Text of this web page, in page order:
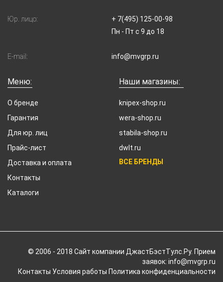
Юр. лицо:
+ 7(495) 125-00-98
Пн - Пт с 9 до 18
E-mail: info@mvgrp.ru
Меню:
О бренде
Гарантия
Для юр. лиц
Прайс-лист
Доставка и оплата
Контакты
Каталоги
Наши магазины:
knipex-shop.ru
wera-shop.ru
stabila-shop.ru
dwlt.ru
ВСЕ БРЕНДЫ
© 2006 - 2018 Cайт компании ДжастБэстТулс.Ру. Прием
заявок: info@mvgrp.ru
Контакты Условия работы Политика конфиденциальности